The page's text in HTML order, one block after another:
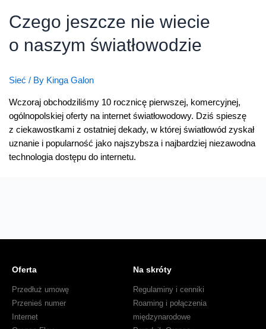
Czego jeszcze nie wiecie
o naszym światłowodzie
Sieć / By Kinga Galon
Wczoraj obchodziliśmy 10 rocznicę pierwszej, komercyjnej,
ogólnopolskiej oferty na internet światłowodowy. Dziś spieszę
z ciekawostkami z ostatniej dekady, w której światłowód zyskał
uznanie i popularność jako najszybsza i najbardziej niezawodna
technologia dostępu do internetu.
Oferta
Przedłuż umowę
Przenieś numer
Internet
Na skróty
Regulaminy i cenniki
Roaming i połączenia
międzynarodowe